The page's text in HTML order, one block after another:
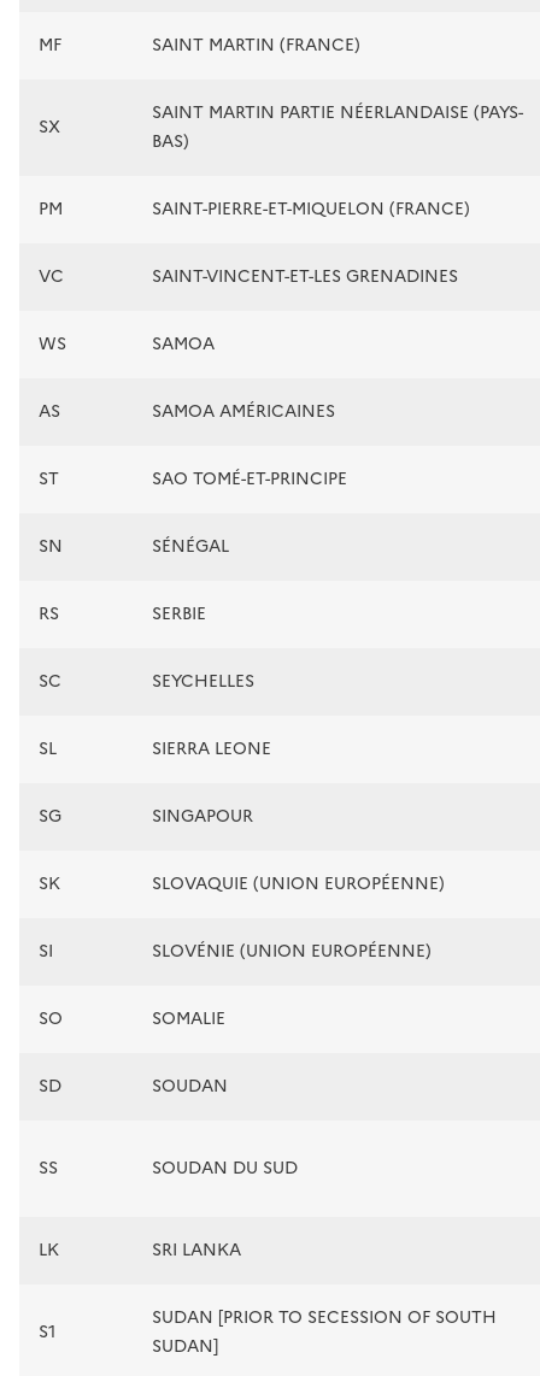
MF SAINT MARTIN (FRANCE)
SX
SAINT MARTIN PARTIE NÉERLANDAISE (PAYS-
BAS)
PM SAINT-PIERRE-ET-MIQUELON (FRANCE)
VC SAINT-VINCENT-ET-LES GRENADINES
WS SAMOA
AS SAMOA AMÉRICAINES
ST SAO TOMÉ-ET-PRINCIPE
SN SÉNÉGAL
RS SERBIE
SC SEYCHELLES
SL SIERRA LEONE
SG SINGAPOUR
SK SLOVAQUIE (UNION EUROPÉENNE)
SI SLOVÉNIE (UNION EUROPÉENNE)
SO SOMALIE
SD SOUDAN
SS SOUDAN DU SUD
LK SRI LANKA
S1
SUDAN [PRIOR TO SECESSION OF SOUTH
SUDAN]